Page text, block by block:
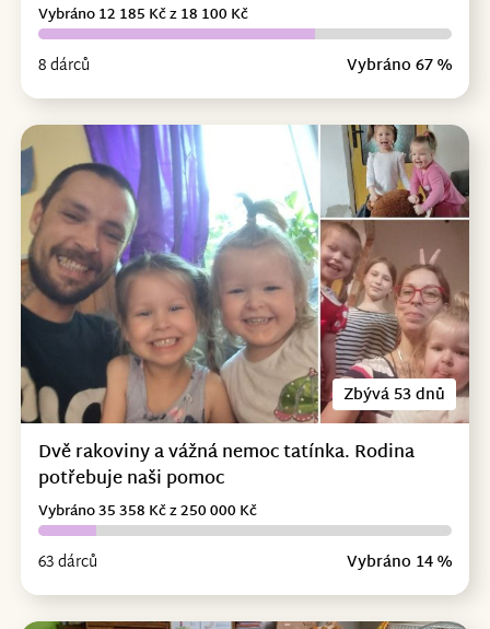
8 dárců Vybráno 67 %
Vybráno 12 185 Kč z 18 100 Kč
Zbývá 53 dnů
Dvě rakoviny a vážná nemoc tatínka. Rodina
potřebuje naši pomoc
63 dárců Vybráno 14 %
Vybráno 35 358 Kč z 250 000 Kč